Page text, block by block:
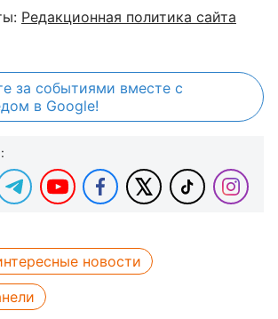
Редакционная политика сайта
за событиями вместе с
в Google!
новости